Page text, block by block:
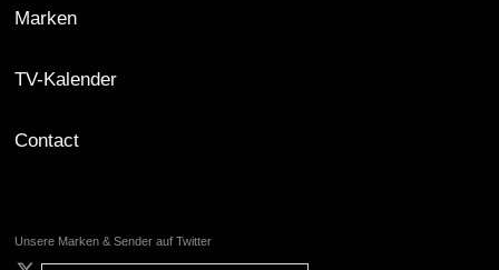
Marken
TV-Kalender
Contact
Unsere Marken & Sender auf Twitter